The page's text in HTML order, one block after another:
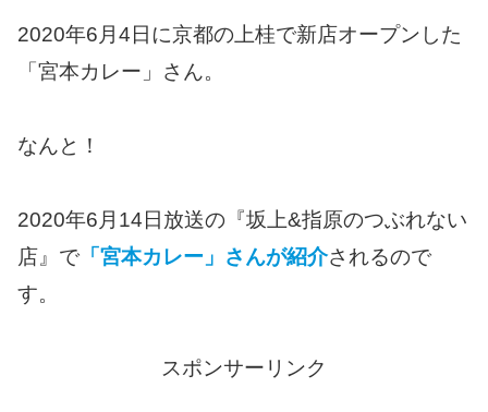
2020年6月4日に京都の上桂で新店オープンした
「宮本カレー」さん。
なんと！
2020年6月14日放送の『坂上&指原のつぶれない
店』で 「宮本カレー」さんが紹介されるので
す。
スポンサーリンク